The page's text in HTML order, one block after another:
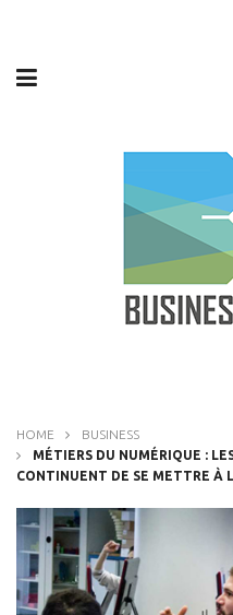
HOME
BUSINESS
MÉTIERS DU NUMÉRIQUE :
CONTINUENT DE SE METTRE À